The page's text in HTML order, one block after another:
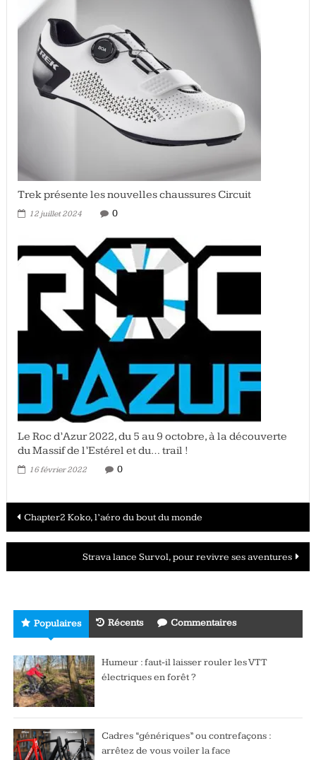
Trek présente les nouvelles chaussures Circuit
12 juillet 2024 0
Le Roc d’Azur 2022, du 5 au 9 octobre, à la découverte
du Massif de l’Estérel et du… trail !
16 février 2022 0
Navigation
des
articles
Chapter2 Koko, l’aéro du bout du monde
Strava lance Survol, pour revivre ses aventures
Populaires Récents Commentaires
Humeur : faut-il laisser rouler les VTT
électriques en forêt ?
Cadres “génériques” ou contrefaçons :
arrêtez de vous voiler la face